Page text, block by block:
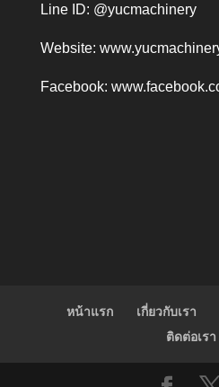
Line ID: @yucmachinery
Website:
Facebook:
หน้าแรก เกี่ยวกับเรา
ติดต่อเรา